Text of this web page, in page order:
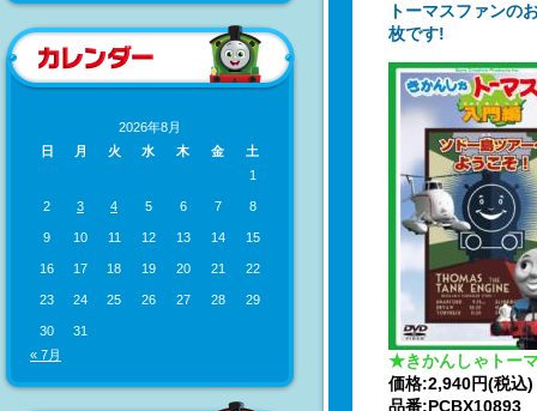
2026年8月
日
月 火 水 木 金
土
1
2 3 4 5 6 7 8
9 10 11 12 13 14 15
16 17 18 19 20 21 22
23 24 25 26 27 28 29
30
31
« 7月
トーマスファンの
枚です!
★きかんしゃトー
価格:2,940円(税込)
品番:PCBX10893